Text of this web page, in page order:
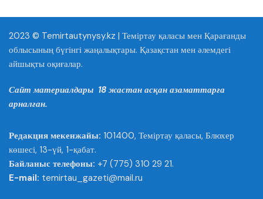
2023 © Temirtautynysy.kz | Теміртау қаласы мен Қарағанды
облысының бүгінгі жаңалықтары. Қазақстан мен әлемдегі
айшықты оқиғалар.
Сайт материалдары 18 жастан асқан азаматтарға
арналған.
Редакция мекенжайы: 101400, Теміртау қаласы, Блюхер
көшесі, 13-үй, 1-қабат.
Байланыс телефоны: +7 (775) 310 29 21.
E-mail: temirtau_gazeti@mail.ru